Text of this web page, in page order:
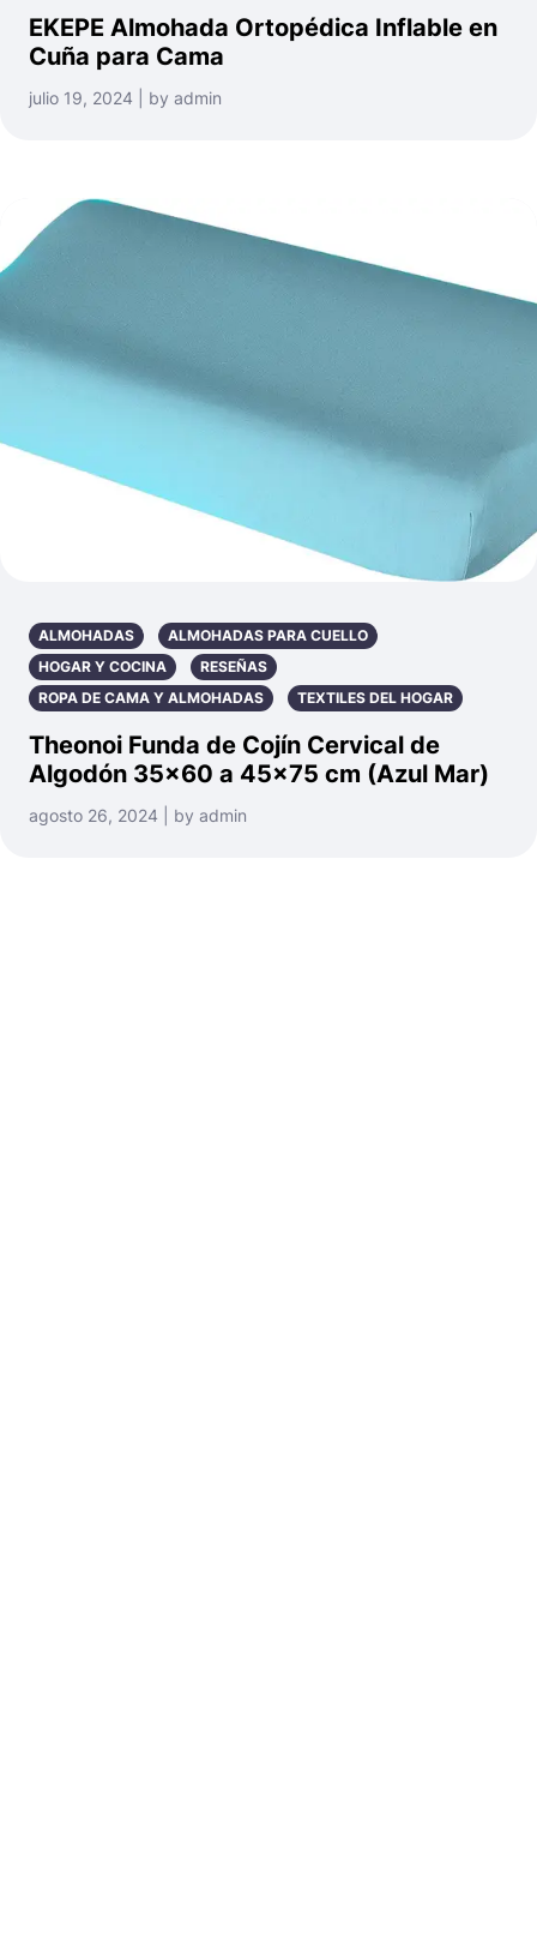
EKEPE Almohada Ortopédica Inflable en
Cuña para Cama
julio 19, 2024 | by admin
ALMOHADAS
ALMOHADAS PARA CUELLO
HOGAR Y COCINA
RESEÑAS
ROPA DE CAMA Y ALMOHADAS
TEXTILES DEL HOGAR
Theonoi Funda de Cojín Cervical de
Algodón 35×60 a 45×75 cm (Azul Mar)
agosto 26, 2024 | by admin